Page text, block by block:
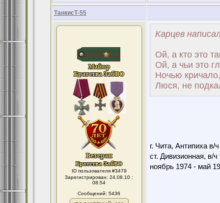
ТанкисТ-55
ID пользователя #3479
Зарегистрирован: 24.08.10 :
08:54
Сообщений: 5436
Карцев
Ой, а кто это
Ой, а чьи это
Ночью
Люся, не
г. Чита, Антипиха в/
ст. Дивизионная, в/ч
ноябрь 1974 - май